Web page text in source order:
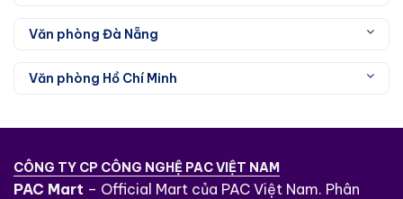
bị gỉ sau khi sử dụng hoặc tạo ra các mảnh
kim loại nhỏ.
Văn phòng Đà Nẵng
Văn phòng Hồ Chí Minh
CÔNG TY CP CÔNG NGHỆ PAC VIỆT NAM
PAC Mart – Official Mart của PAC Việt Nam. Phân